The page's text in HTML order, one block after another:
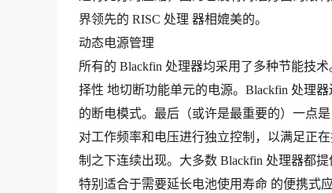
界领先的 RISC 处理 器相媲美的。
动态电源管理
所有的 Blackfin 处理器均采用了多种节能技
择性 地切断功能单元的电源。Blackfin 处理
的断电模式。最后（或许是最重要的）一点
对工作频率和电压进行独立控制，以满足正
制之下连续出现。大多数 Blackfin 处理器都
特别适合于需要延长电池使用寿命 的便携式应